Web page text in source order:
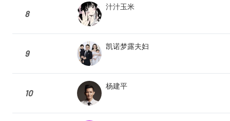
8
汁汁玉米
9
凯诺梦露夫妇
10
杨建平